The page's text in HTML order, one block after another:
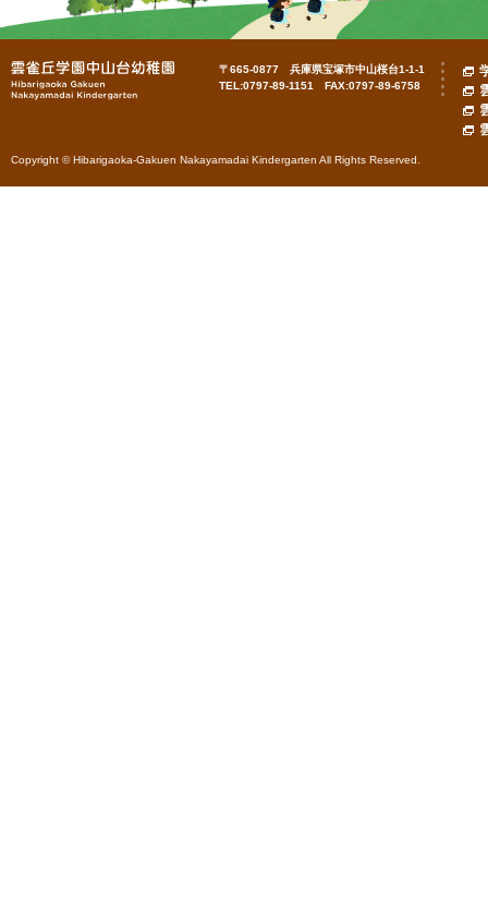
〒665-0877 兵庫県宝塚市中山桜台1-1-1
TEL:0797-89-1151 FAX:0797-89-6758
Copyright © Hibarigaoka-Gakuen Nakayamadai Kindergarten All Rights Reserved.